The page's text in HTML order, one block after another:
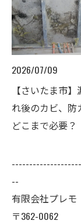
2026/07/09
【さいたま市
れ後のカビ、防
どこまで必要？
--
有限会社プレモ
〒362-0062